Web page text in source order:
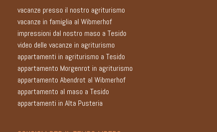
vacanze presso il nostro agriturismo
vacanze in famiglia al Wibmerhof
impressioni dal nostro maso a Tesido
video delle vacanze in agriturismo
appartamenti in agriturismo a Tesido
appartamento Morgenrot in agriturismo
appartamento Abendrot al Wibmerhof
appartamento al maso a Tesido
appartamenti in Alta Pusteria